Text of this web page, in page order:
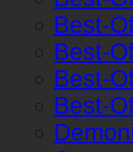
Best-
Best-
Best-
Best-